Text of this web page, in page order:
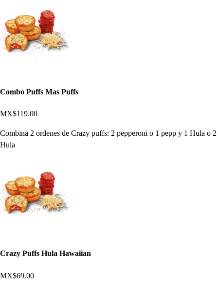
Combo Puffs Mas Puffs
MX$119.00
Combina 2 ordenes de Crazy puffs: 2 pepperoni o 1 pepp y 1 Hula o 2
Hula
Crazy Puffs Hula Hawaiian
MX$69.00